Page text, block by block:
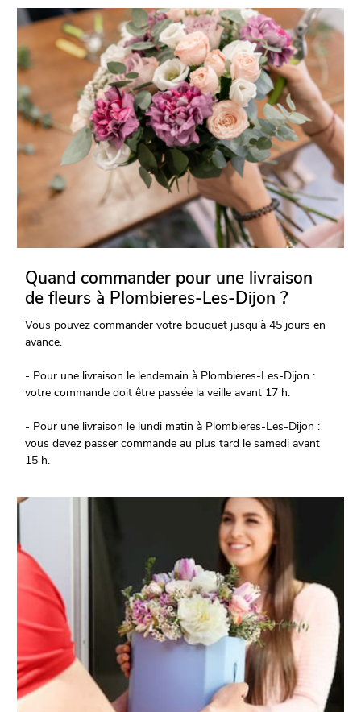
Quand commander pour une livraison
de fleurs à Plombieres-Les-Dijon ?
Vous pouvez commander votre bouquet jusqu’à 45 jours en
avance.
- Pour une livraison le lendemain à Plombieres-Les-Dijon :
votre commande doit être passée la veille avant 17 h.
- Pour une livraison le lundi matin à Plombieres-Les-Dijon :
vous devez passer commande au plus tard le samedi avant
15 h.